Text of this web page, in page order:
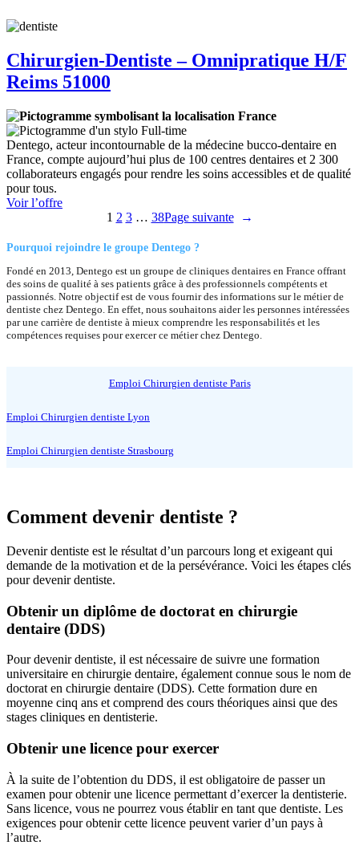
Chirurgien-Dentiste – Omnipratique H/F
Reims 51000
France
Full-time
Dentego, acteur incontournable de la médecine bucco-dentaire en
France, compte aujourd’hui plus de 100 centres dentaires et 2 300
collaborateurs engagés pour rendre les soins accessibles et de qualité
pour tous.
Voir l’offre:
Chirurgien-
–
H/F
Reims
51000
1 2 3 … 38Page suivante →
Pourquoi rejoindre le groupe Dentego ?
Fondé en 2013, Dentego est un groupe de cliniques dentaires en France offrant
des soins de qualité à ses patients grâce à des professionnels compétents et
passionnés. Notre objectif est de vous fournir des informations sur le métier de
dentiste chez Dentego. En effet, nous souhaitons aider les personnes intéressées
par une carrière de dentiste à mieux comprendre les responsabilités et les
compétences requises pour exercer ce métier chez Dentego.
Emploi Chirurgien dentiste Paris
Emploi Chirurgien dentiste Lyon
Emploi Chirurgien dentiste Strasbourg
Comment devenir dentiste ?
Devenir dentiste est le résultat d’un parcours long et exigeant qui
demande de la motivation et de la persévérance. Voici les étapes clés
pour devenir dentiste.
Obtenir un diplôme de doctorat en chirurgie
dentaire (DDS)
Pour devenir dentiste, il est nécessaire de suivre une formation
universitaire en chirurgie dentaire, également connue sous le nom de
doctorat en chirurgie dentaire (DDS). Cette formation dure en
moyenne cinq ans et comprend des cours théoriques ainsi que des
stages cliniques en dentisterie.
Obtenir une licence pour exercer
À la suite de l’obtention du DDS, il est obligatoire de passer un
examen pour obtenir une licence permettant d’exercer la dentisterie.
Sans licence, vous ne pourrez vous établir en tant que dentiste. Les
exigences pour obtenir cette licence peuvent varier d’un pays à
l’autre.